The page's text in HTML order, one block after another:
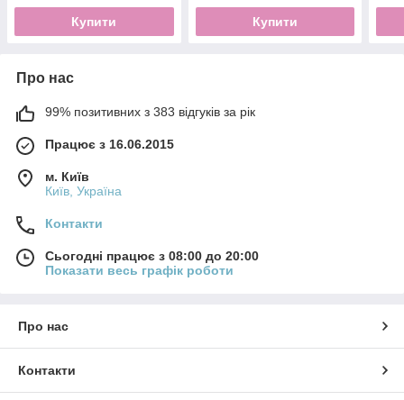
Купити Купити
Про нас
99% позитивних з 383 відгуків за рік
Працює з 16.06.2015
м. Київ
Київ, Україна
Контакти
Сьогодні працює з 08:00 до 20:00
Показати весь графік роботи
Про нас
Контакти